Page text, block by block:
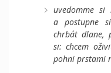
uvedomme
a postupne
chrbát dlane,
si: chcem
pohni prstami